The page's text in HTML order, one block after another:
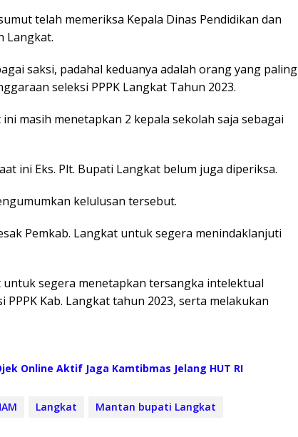
telah memeriksa Kepala Dinas Pendidikan dan
Langkat.
saksi, padahal keduanya adalah orang yang paling
seleksi PPPK Langkat Tahun 2023.
masih menetapkan 2 kepala sekolah saja sebagai
ini Eks. Plt. Bupati Langkat belum juga diperiksa.
kelulusan tersebut.
Pemkab. Langkat untuk segera menindaklanjuti
segera menetapkan tersangka intelektual
Kab. Langkat tahun 2023, serta melakukan
Online Aktif Jaga Kamtibmas Jelang HUT RI
Langkat
Mantan bupati Langkat